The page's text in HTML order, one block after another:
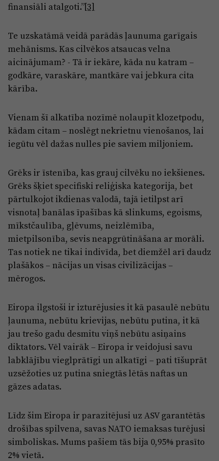
finansiāli atalgoti.”[3]
Te uzskatāmā veidā parādās ļaunuma garīgais
mehānisms. Kas cilvēkos atsaucas velna
aicinājumam? - Tā ir iekāre, kāda nu katram –
godkāre, varaskāre, mantkāre vai jebkura cita
kārība.
Vienam šī alkatība nozīmē nolaupīt klozetpodu,
kādam citam – noslēgt nekrietnu vienošanos, lai
iegūtu vēl dažas nulles pie saviem miljoniem.
Grēks ir īstenība, kas grauj cilvēku no iekšienes.
Grēks šķiet specifiski reliģiska kategorija, bet
pārtulkojot ikdienas valodā, tajā ietilpst arī
visnotaļ banālas īpašības kā slinkums, egoisms,
mīkstčaulība, gļēvums, neizlēmība,
mietpilsonība, sevis neapgrūtināšana ar morāli.
Tas notiek ne tikai indivīda, bet diemžēl arī daudz
plašākos – nācijas un visas civilizācijas –
mērogos.
Eiropa ilgstoši ir izturējusies it kā pasaulē nebūtu
ļaunuma, nebūtu krievijas, nebūtu putina, it kā
jau trešo gadu desmitu viņš nebūtu asiņains
diktators. Vēl vairāk – Eiropa ir veidojusi savu
labklājību vieglprātīgi un alkatīgi – pati tīšuprāt
uzsēžoties uz putina sniegtās lētās naftas un
gāzes adatas.
Līdz šim Eiropa ir parazitējusi uz ASV garantētās
drošības spilvena, savas NATO iemaksas turējusi
simboliskas. Mums pašiem tās bija 0,95% prasīto
2% vietā.